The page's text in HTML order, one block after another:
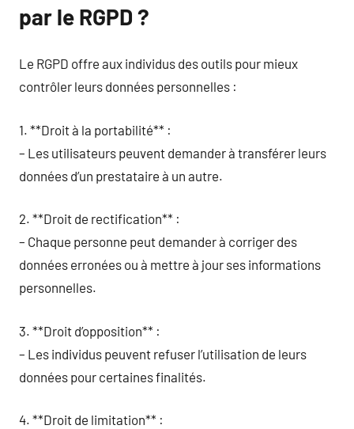
par le RGPD ?
Le RGPD offre aux individus des outils pour mieux
contrôler leurs données personnelles :
1. **Droit à la portabilité** :
– Les utilisateurs peuvent demander à transférer leurs
données d’un prestataire à un autre.
2. **Droit de rectification** :
– Chaque personne peut demander à corriger des
données erronées ou à mettre à jour ses informations
personnelles.
3. **Droit d’opposition** :
– Les individus peuvent refuser l’utilisation de leurs
données pour certaines finalités.
4. **Droit de limitation** :